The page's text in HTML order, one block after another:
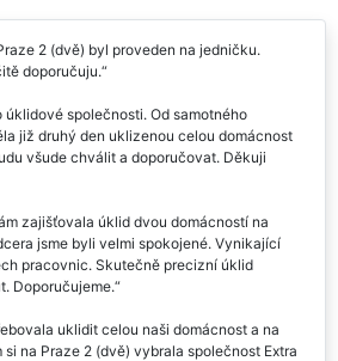
2 (dvě) byl proveden na jedničku.
doporučuju.
úklidové společnosti. Od samotného
již druhý den uklizenou celou domácnost
všude chválit a doporučovat. Děkuji
zajišťovala úklid dvou domácností na
jsme byli velmi spokojené. Vynikající
pracovnic. Skutečně precizní úklid
Doporučujeme.
uklidit celou naši domácnost a na
na Praze 2 (dvě) vybrala společnost Extra